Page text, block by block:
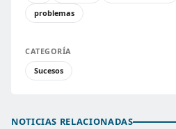
problemas
CATEGORÍA
Sucesos
NOTICIAS RELACIONADAS